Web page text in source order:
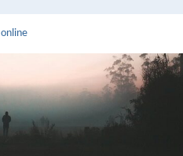
online